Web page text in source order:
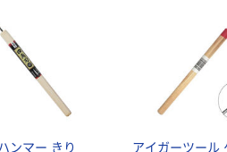
ンマー きり
アイガーツール